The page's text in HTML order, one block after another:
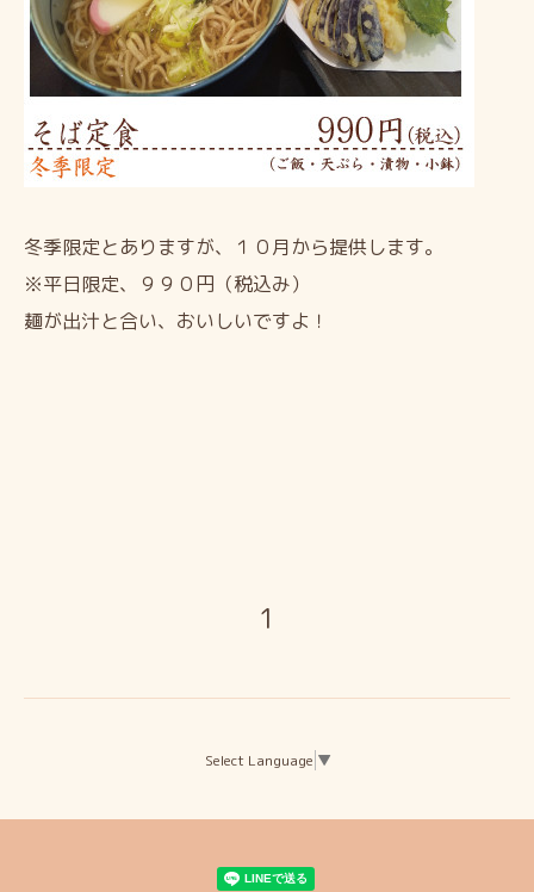
冬季限定とありますが、１０月から提供します。
※平日限定、９９０円（税込み）
麺が出汁と合い、おいしいですよ！
1
Select Language ▼